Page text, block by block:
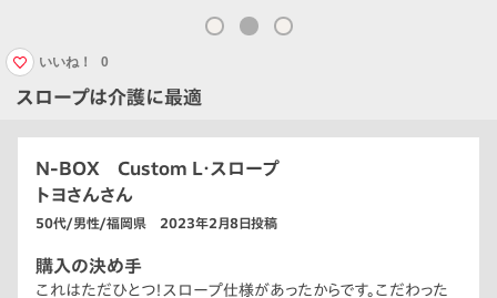
スロープは介護に最適
いいね！ 0
N-BOX Custom L・スロープ
トヨさんさん
50代/男性/福岡県 2023年2月8日投稿
購入の決め手
これはただひとつ！スロープ仕様があったからです。こだわった